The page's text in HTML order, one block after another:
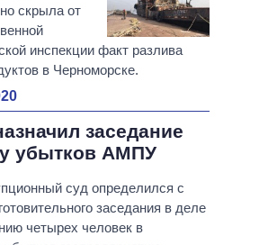
скрыла от
инспекции факт разлива
в Черноморске.
заседание
убытков АМПУ
суд определился с
заседания в деле
четырех человек в